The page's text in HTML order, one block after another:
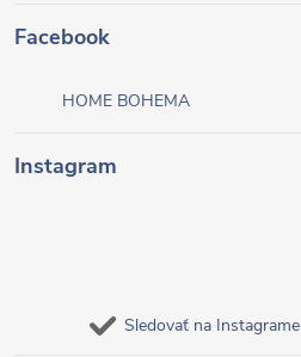
Facebook
HOME BOHEMA
Instagram
Sledovať na Instagrame